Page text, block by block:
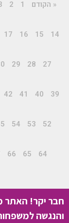
« הקודם 1
2
14
15
16
17
27
28
29
39
40
41
42
52
53
54
64
65
66
חבר יקר! האתר
והנגשה